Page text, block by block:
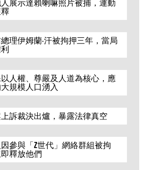
展示達賴喇嘛照片被捕，運動
理伊姆蘭·汗被拘押三年，當局
人權、尊嚴及人道為核心，應
規模人口湧入
訴裁決出爐，暴露法律真空
參與「Z世代」網絡群組被拘
釋放他們